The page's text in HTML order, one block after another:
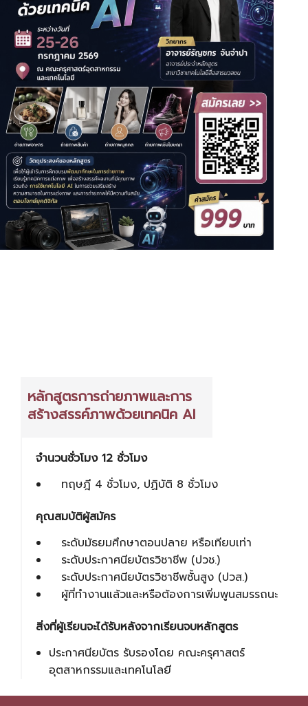
หลักสูตรการถ่ายภาพและการ
สร้างสรรค์ภาพด้วยเทคนิค AI
จำนวนชั่วโมง 12 ชั่วโมง
ทฤษฎี 4 ชั่วโมง, ปฏิบัติ 8 ชั่วโมง
คุณสมบัติผู้สมัคร
ระดับมัธยมศึกษาตอนปลาย หรือเทียบเท่า
ระดับประกาศนียบัตรวิชาชีพ (ปวช.)
ระดับประกาศนียบัตรวิชาชีพชั้นสูง (ปวส.)
ผู้ที่ทำงานแล้วและหรือต้องการเพิ่มพูนสมรรถนะ
สิ่งที่ผู้เรียนจะได้รับหลังจากเรียนจบหลักสูตร
ประกาศนียบัตร รับรองโดย คณะครุศาสตร์
อุตสาหกรรมและเทคโนโลยี